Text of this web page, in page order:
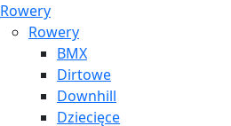
Rowery
Rowery
BMX
Dirtowe
Downhill
Dziecięce